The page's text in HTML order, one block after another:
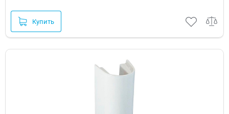
Купить